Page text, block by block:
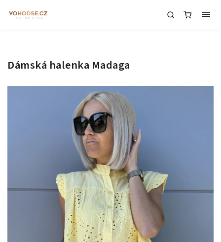
Dámská halenka Madaga